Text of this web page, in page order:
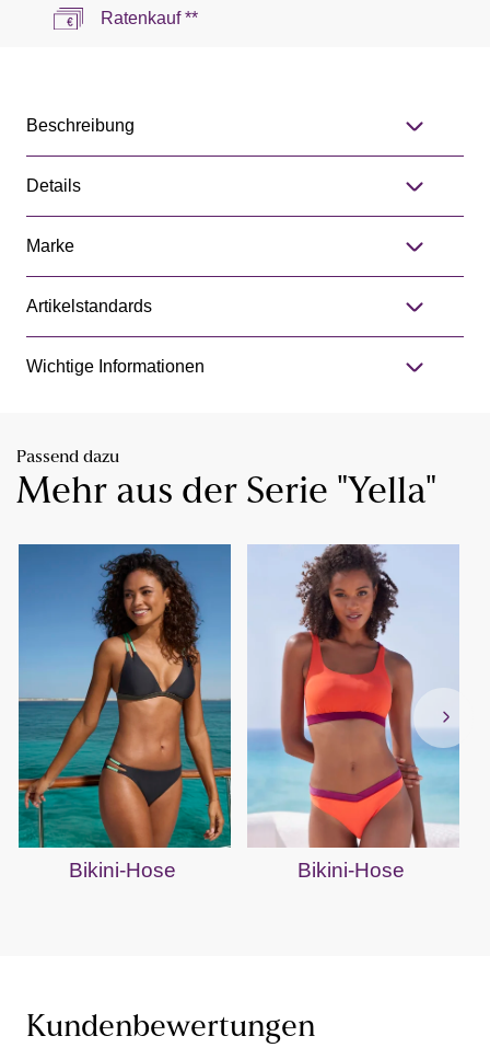
Ratenkauf **
Beschreibung
Details
Marke
Artikelstandards
Wichtige Informationen
Passend dazu
Mehr aus der Serie "Yella"
Bikini-Hose Bikini-Hose
Kundenbewertungen